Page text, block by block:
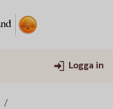
Logga in